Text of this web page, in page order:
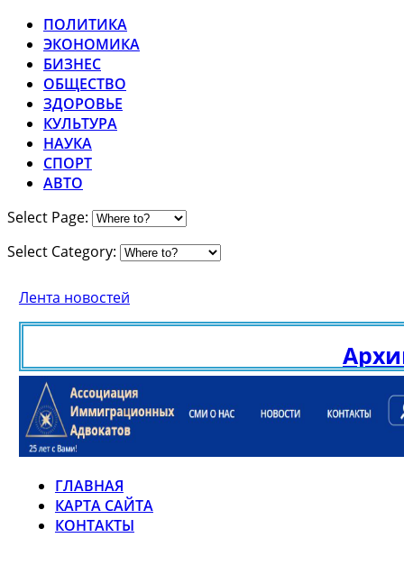
ПОЛИТИКА
ЭКОНОМИКА
БИЗНЕС
ОБЩЕСТВО
ЗДОРОВЬЕ
КУЛЬТУРА
НАУКА
СПОРТ
АВТО
Select Page:
Select Category:
Лента новостей
ГЛАВНАЯ
КАРТА САЙТА
КОНТАКТЫ